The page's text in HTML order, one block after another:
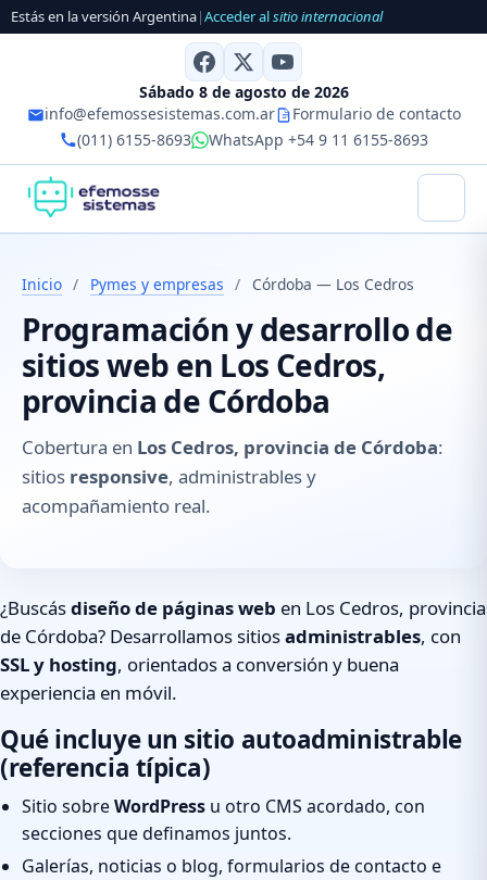
Estás en la versión Argentina|Acceder alsitio internacional
Sábado 8 de agosto de 2026
info@efemossesistemas.com.ar
Formulario de contacto
(011) 6155-8693
WhatsApp +54 9 11 6155-8693
Inicio / Pymes y empresas / Córdoba — Los Cedros
Programación y desarrollo de
sitios web en Los Cedros,
provincia de Córdoba
Cobertura en Los Cedros, provincia de Córdoba:
sitios responsive, administrables y
acompañamiento real.
¿Buscásdiseño de páginas web en Los Cedros, provincia
de Córdoba? Desarrollamos sitiosadministrables, con
SSL y hosting, orientados a conversión y buena
experiencia en móvil.
Qué incluye un sitio autoadministrable
(referencia típica)
Sitio sobreWordPress u otro CMS acordado, con
secciones que definamos juntos.
Galerías, noticias o blog, formularios de contacto e